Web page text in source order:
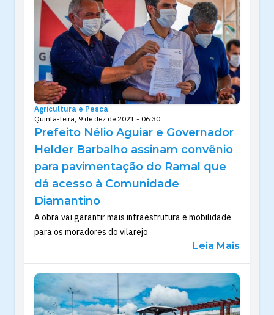
Agricultura e Pesca
Quinta-feira, 9 de dez de 2021 - 06:30
Prefeito Nélio Aguiar e Governador
Helder Barbalho assinam convênio
para pavimentação do Ramal que
dá acesso à Comunidade
Diamantino
A obra vai garantir mais infraestrutura e mobilidade
para os moradores do vilarejo
Leia Mais